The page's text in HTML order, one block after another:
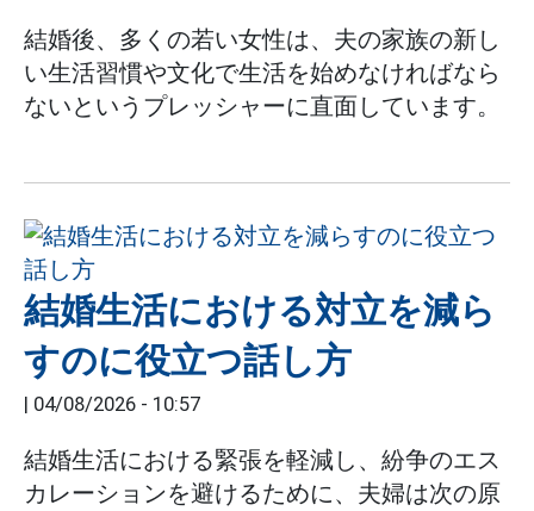
結婚後、多くの若い女性は、夫の家族の新し
い生活習慣や文化で生活を始めなければなら
ないというプレッシャーに直面しています。
結婚生活における対立を減ら
すのに役立つ話し方
| 04/08/2026 - 10:57
結婚生活における緊張を軽減し、紛争のエス
カレーションを避けるために、夫婦は次の原